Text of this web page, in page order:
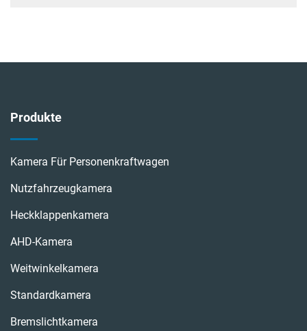
Produkte
Kamera Für Personenkraftwagen
Nutzfahrzeugkamera
Heckklappenkamera
AHD-Kamera
Weitwinkelkamera
Standardkamera
Bremslichtkamera